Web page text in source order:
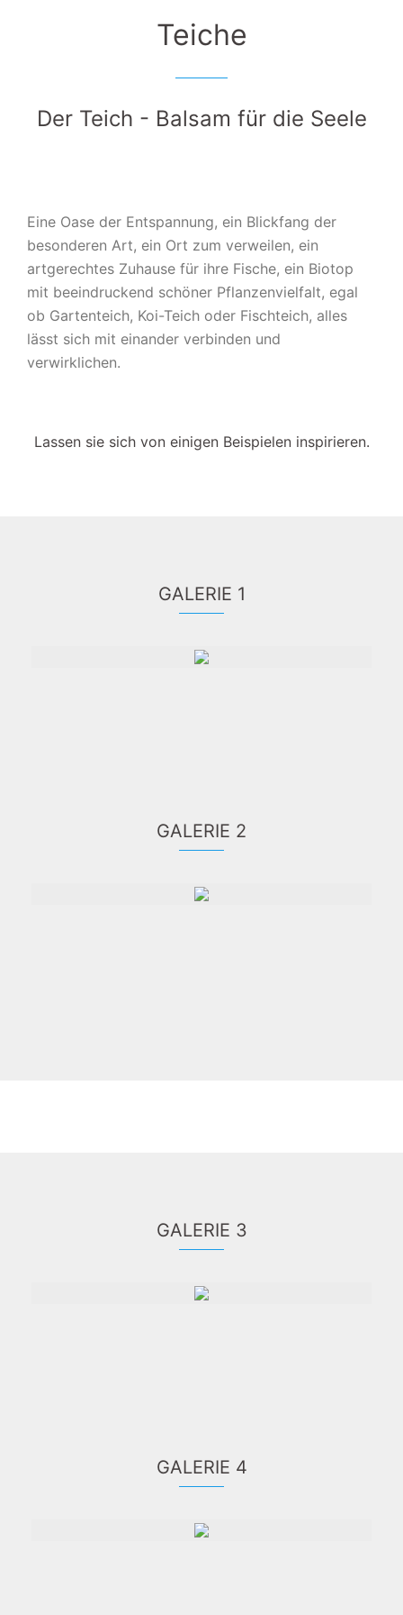
Teiche
Der Teich - Balsam für die Seele
Eine Oase der Entspannung, ein Blickfang der
besonderen Art, ein Ort zum verweilen, ein
artgerechtes Zuhause für ihre Fische, ein Biotop
mit beeindruckend schöner Pflanzenvielfalt, egal
ob Gartenteich, Koi-Teich oder Fischteich, alles
lässt sich mit einander verbinden und
verwirklichen.
Lassen sie sich von einigen Beispielen inspirieren.
GALERIE 1
GALERIE 2
GALERIE 3
GALERIE 4